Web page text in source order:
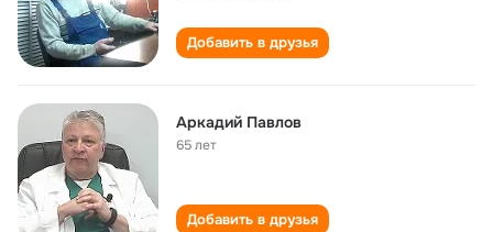
Добавить в друзья
Аркадий Павлов
65 лет
Добавить в друзья